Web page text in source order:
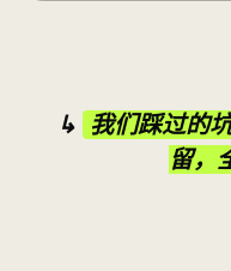
↳ 我们踩过的
留，